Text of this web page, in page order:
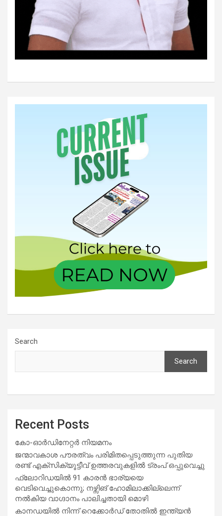
Search
Search
Recent Posts
കോ-ഓർഡിനേറ്റർ നിയമനം
ജന്മാവകാശ പൗരത്വം പരിമിതപ്പെടുത്തുന്ന പുതിയ
രണ്ട് എക്സിക്യൂട്ടീവ് ഉത്തരവുകളിൽ ട്രംപ് ഒപ്പുവെച്ചു
ഫ്ലോറിഡയിൽ 91 കാരൻ ഭാര്യയെ
വെടിവെച്ചുകൊന്നു; നഴ്സിങ് ഹോമിലാക്കില്ലെന്ന്
നൽകിയ വാഗ്ദാനം പാലിച്ചതായി മൊഴി
കാനഡയിൽ നിന്ന് റെക്കോർഡ് തോതിൽ ഇന്ത്യൻ